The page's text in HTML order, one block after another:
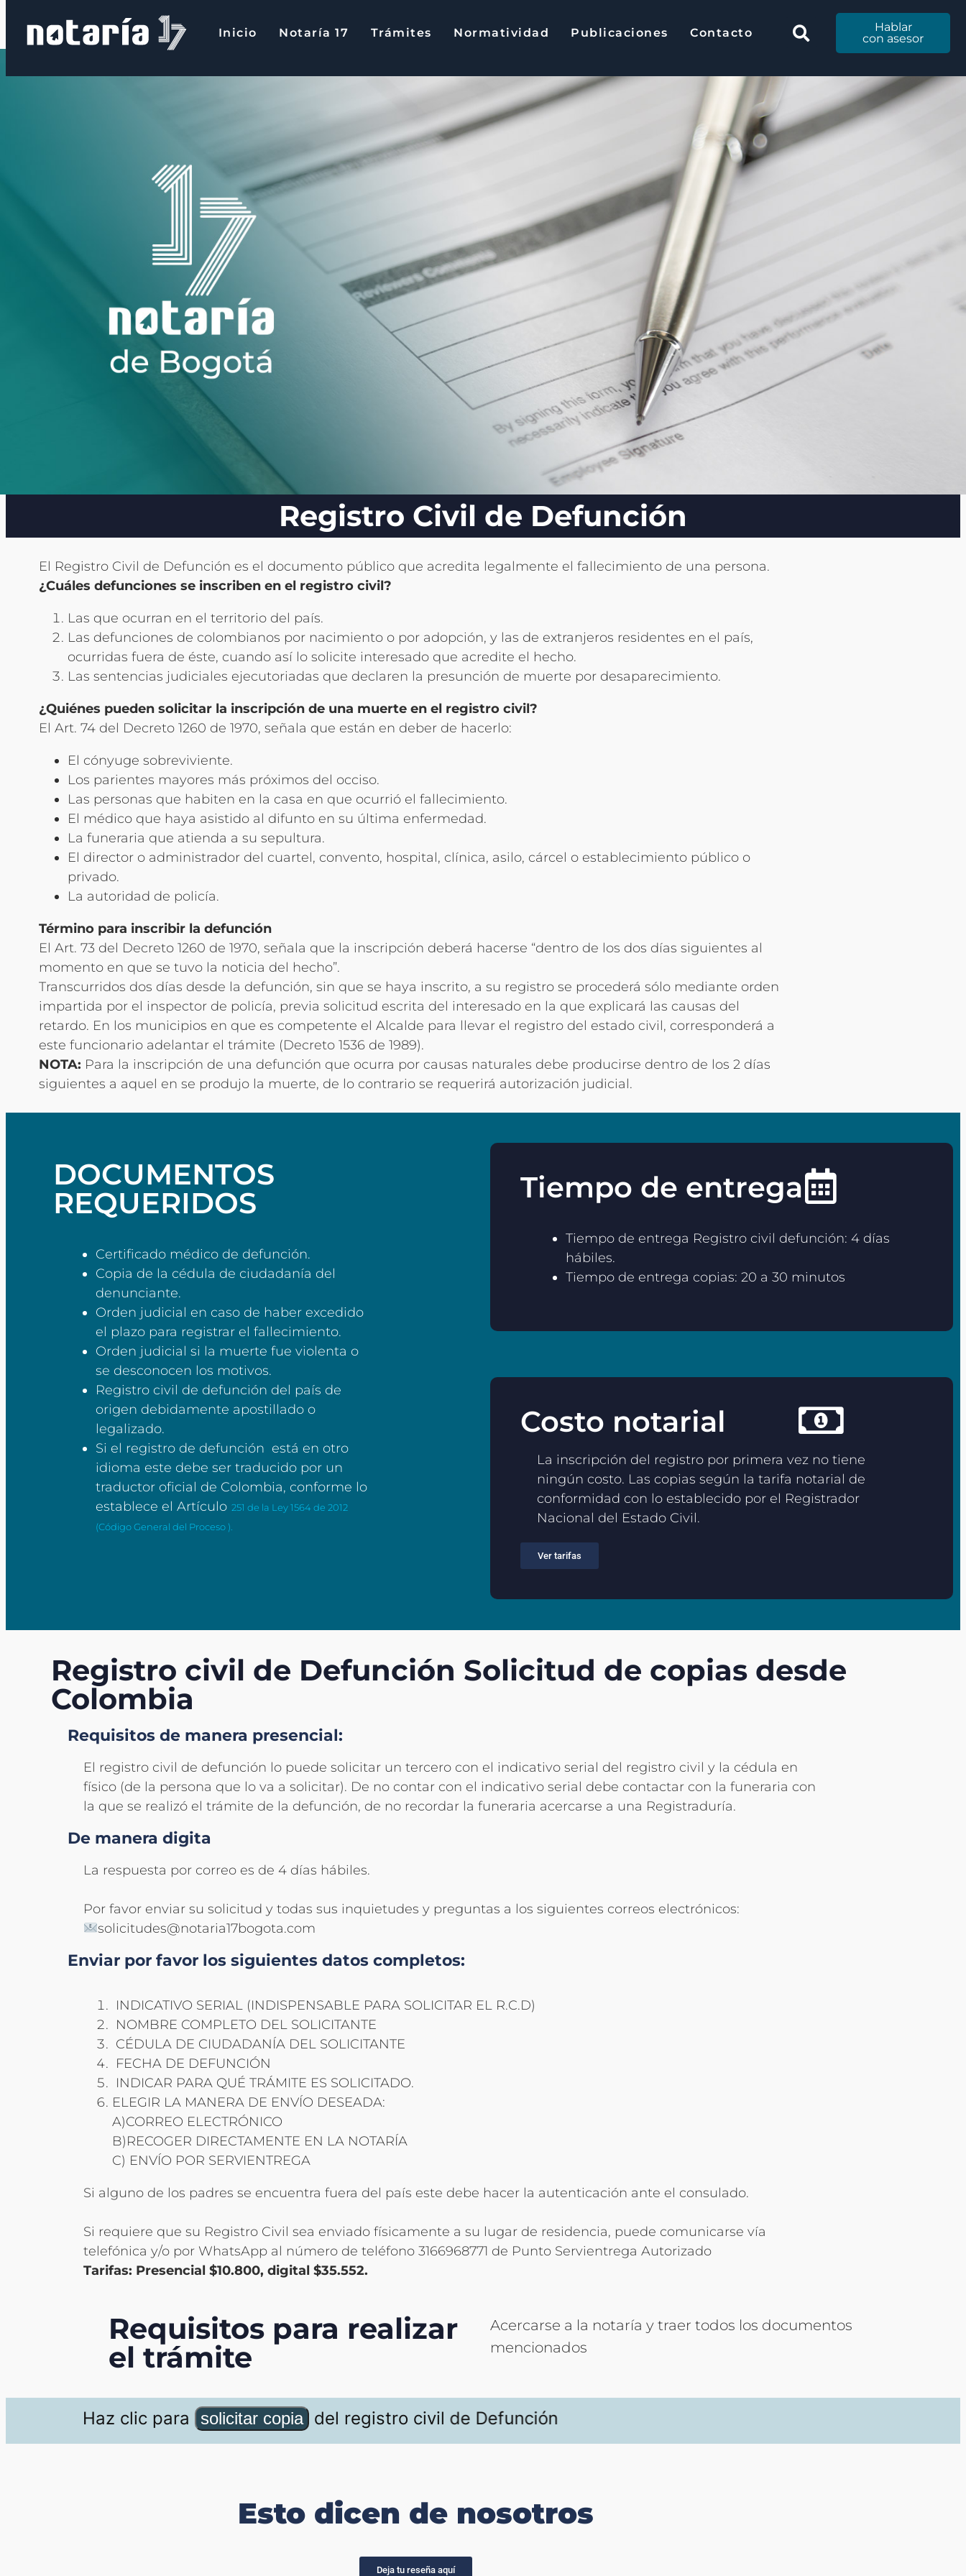
Inicio Notaría 17 Trámites Normatividad Publicaciones Contacto
Hablar
con
Inicio Notaría 17 Trámites Normatividad Publicaciones Contacto
Hablar
con asesor
Registro Civil de Defunción
El Registro Civil de Defunción es el documento público que acredita legalmente el fallecimiento de una persona.
¿Cuáles defunciones se inscriben en el registro civil?
Las que ocurran en el territorio del país.
Las defunciones de colombianos por nacimiento o por adopción, y las de extranjeros residentes en el país,
ocurridas fuera de éste, cuando así lo solicite interesado que acredite el hecho.
Las sentencias judiciales ejecutoriadas que declaren la presunción de muerte por desaparecimiento.
¿Quiénes pueden solicitar la inscripción de una muerte en el registro civil?
El Art. 74 del Decreto 1260 de 1970, señala que están en deber de hacerlo:
El cónyuge sobreviviente.
Los parientes mayores más próximos del occiso.
Las personas que habiten en la casa en que ocurrió el fallecimiento.
El médico que haya asistido al difunto en su última enfermedad.
La funeraria que atienda a su sepultura.
El director o administrador del cuartel, convento, hospital, clínica, asilo, cárcel o establecimiento público o
privado.
La autoridad de policía.
Término para inscribir la defunción
El Art. 73 del Decreto 1260 de 1970, señala que la inscripción deberá hacerse “dentro de los dos días siguientes al
momento en que se tuvo la noticia del hecho”.
Transcurridos dos días desde la defunción, sin que se haya inscrito, a su registro se procederá sólo mediante orden
impartida por el inspector de policía, previa solicitud escrita del interesado en la que explicará las causas del
retardo. En los municipios en que es competente el Alcalde para llevar el registro del estado civil, corresponderá a
este funcionario adelantar el trámite (Decreto 1536 de 1989).
NOTA: Para la inscripción de una defunción que ocurra por causas naturales debe producirse dentro de los 2 días
siguientes a aquel en se produjo la muerte, de lo contrario se requerirá autorización judicial.
DOCUMENTOS
REQUERIDOS
Certificado médico de defunción.
Copia de la cédula de ciudadanía del
denunciante.
Orden judicial en caso de haber excedido
el plazo para registrar el fallecimiento.
Orden judicial si la muerte fue violenta o
se desconocen los motivos.
Registro civil de defunción del país de
origen debidamente apostillado o
legalizado.
Si el registro de defunción está en otro
idioma este debe ser traducido por un
traductor oficial de Colombia, conforme lo
establece el Artículo 251 de la Ley 1564 de 2012
(Código General del Proceso ).
Tiempo de entrega
Tiempo de entrega Registro civil defunción: 4 días
hábiles.
Tiempo de entrega copias: 20 a 30 minutos
Costo notarial
La inscripción del registro por primera vez no tiene
ningún costo. Las copias según la tarifa notarial de
conformidad con lo establecido por el Registrador
Nacional del Estado Civil.
Ver tarifas
Registro civil de Defunción Solicitud de copias desde
Colombia
Requisitos de manera presencial:
El registro civil de defunción lo puede solicitar un tercero con el indicativo serial del registro civil y la cédula en
físico (de la persona que lo va a solicitar). De no contar con el indicativo serial debe contactar con la funeraria con
la que se realizó el trámite de la defunción, de no recordar la funeraria acercarse a una Registraduría.
De manera digita
La respuesta por correo es de 4 días hábiles.
Por favor enviar su solicitud y todas sus inquietudes y preguntas a los siguientes correos electrónicos:
solicitudes@notaria17bogota.com
Enviar por favor los siguientes datos completos:
INDICATIVO SERIAL (INDISPENSABLE PARA SOLICITAR EL R.C.D)
NOMBRE COMPLETO DEL SOLICITANTE
CÉDULA DE CIUDADANÍA DEL SOLICITANTE
FECHA DE DEFUNCIÓN
INDICAR PARA QUÉ TRÁMITE ES SOLICITADO.
ELEGIR LA MANERA DE ENVÍO DESEADA:
A)CORREO ELECTRÓNICO
B)RECOGER DIRECTAMENTE EN LA NOTARÍA
C) ENVÍO POR SERVIENTREGA
Si alguno de los padres se encuentra fuera del país este debe hacer la autenticación ante el consulado.
Si requiere que su Registro Civil sea enviado físicamente a su lugar de residencia, puede comunicarse vía
telefónica y/o por WhatsApp al número de teléfono 3166968771 de Punto Servientrega Autorizado
Tarifas: Presencial $10.800, digital $35.552.
Requisitos para realizar
el trámite
Acercarse a la notaría y traer todos los documentos
mencionados
Haz clic para solicitar copia del registro civil de Defunción
Esto dicen de nosotros
Deja tu reseña aquí